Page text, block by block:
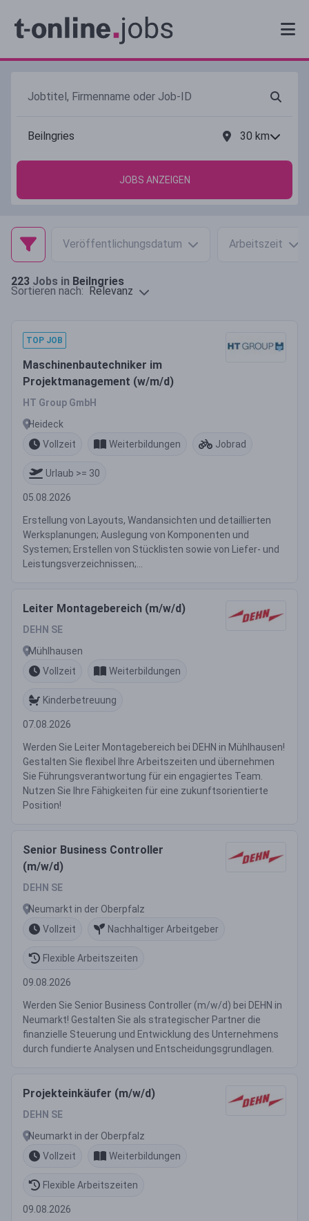
30 km
JOBS ANZEIGEN
Veröffentlichungsdatum Arbeitszeit
223 Jobs in Beilngries
Sortieren nach: Relevanz
TOP JOB
Maschinenbautechniker im
Projektmanagement (w/m/d)
HT Group GmbH
Heideck
Vollzeit
Weiterbildungen Jobrad
Urlaub >= 30
05.08.2026
Erstellung von Layouts, Wandansichten und detaillierten
Werksplanungen; Auslegung von Komponenten und
Systemen; Erstellen von Stücklisten sowie von Liefer- und
Leistungsverzeichnissen;...
Leiter Montagebereich (m/w/d)
DEHN SE
Mühlhausen
Vollzeit
Weiterbildungen
Kinderbetreuung
07.08.2026
Werden Sie Leiter Montagebereich bei DEHN in Mühlhausen!
Gestalten Sie flexibel Ihre Arbeitszeiten und übernehmen
Sie Führungsverantwortung für ein engagiertes Team.
Nutzen Sie Ihre Fähigkeiten für eine zukunftsorientierte
Position!
Senior Business Controller
(m/w/d)
DEHN SE
Neumarkt in der Oberpfalz
Vollzeit
Nachhaltiger Arbeitgeber
Flexible Arbeitszeiten
09.08.2026
Werden Sie Senior Business Controller (m/w/d) bei DEHN in
Neumarkt! Gestalten Sie als strategischer Partner die
finanzielle Steuerung und Entwicklung des Unternehmens
durch fundierte Analysen und Entscheidungsgrundlagen.
Projekteinkäufer (m/w/d)
DEHN SE
Neumarkt in der Oberpfalz
Vollzeit
Weiterbildungen
Flexible Arbeitszeiten
09.08.2026